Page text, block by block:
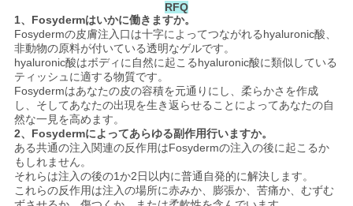
RFQ
1、Fosydermはいかに働きますか。
Fosydermの皮膚注入口は十字によってつながれるhyaluronic酸、
非動物の原料が付いている透明なゲルです。
hyaluronic酸はボディに自然に起こるhyaluronic酸に類似している
ティッシュに適する物質です。
Fosydermはあなたの皮の容積を元通りにし、柔らかさを作成
し、そしてあなたの出現を生き返らせることによってあなたの自
然な一見を高めます。
2、Fosydermによってあらゆる副作用行いますか。
ある共通の注入関連の反作用はFosydermの注入の後に起こるか
もしれません。
それらは注入の後の1か2日以内に普通自発的に解決します。
これらの反作用は注入の場所に赤みか、膨張か、苦痛か、むずむ